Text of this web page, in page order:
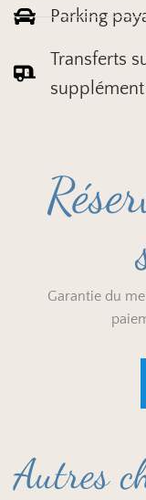
Parking
Transferts
supplément
Garantie du
Autres